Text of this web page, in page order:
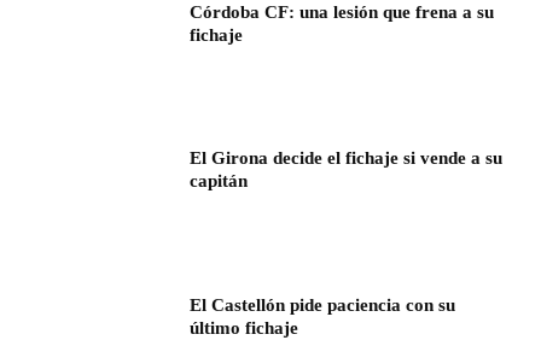
Córdoba CF: una lesión que frena a su
fichaje
El Girona decide el fichaje si vende a su
capitán
El Castellón pide paciencia con su
último fichaje